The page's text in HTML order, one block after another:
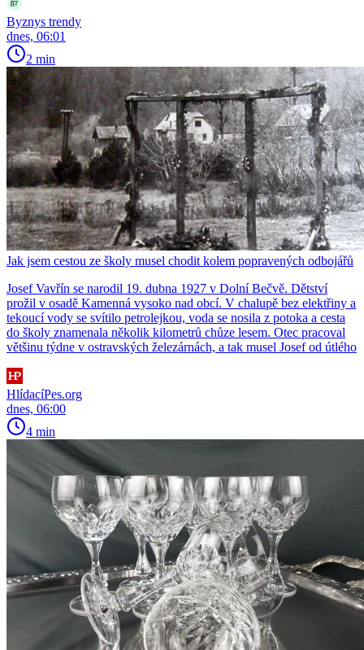
Byznys trendy
dnes, 06:01
2 min
Jak jsem cestou ze školy musel chodit kolem popravených odbojářů
Josef Vavřín se narodil 19. dubna 1927 v Dolní Bečvě. Dětství
prožil v osadě Kamenná vysoko nad obcí. V chalupě bez elektřiny a
tekoucí vody se svítilo petrolejkou, voda se nosila z potoka a cesta
do školy znamenala několik kilometrů chůze lesem. Otec pracoval
většinu týdne v ostravských železárnách, a tak musel Josef od útlého
HlídacíPes.org
dnes, 06:00
4 min